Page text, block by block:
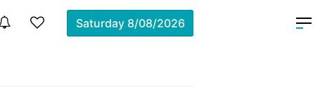
Saturday 8/08/2026